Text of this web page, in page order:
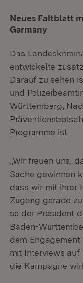
Neues Faltblatt
Germany
Das
entwickelte
Darauf zu sehen
und
Württemberg,
Programme ist.
„Wir freuen uns,
Sache gewinnen
dass wir mit ihrer
Zugang gerade
so der Präsident
Baden-
dem Engagement
mit Interviews
die Kampagne